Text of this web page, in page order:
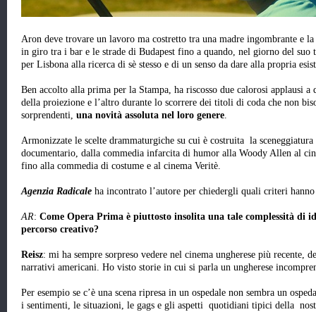
Aron deve trovare un lavoro ma costretto tra una madre ingombrante e
in giro tra i bar e le strade di Budapest fino a quando, nel giorno del suo
per Lisbona alla ricerca di sè stesso e di un senso da dare alla propria
Ben accolto alla prima per la Stampa, ha riscosso due calorosi applausi
della proiezione e l’altro durante lo scorrere dei titoli di coda che non
sorprendenti, una novità assoluta nel loro genere.
Armonizzate le scelte drammaturgiche su cui è costruita la
documentario, dalla commedia infarcita di humor alla Woody Allen al
fino alla commedia di costume e al cinema Veritè.
Agenzia Radicale ha incontrato l’autore per chiedergli quali criteri
AR: Come Opera Prima è piuttosto insolita una tale complessità di
percorso creativo?
Reisz: mi ha sempre sorpreso vedere nel cinema ungherese più
narrativi americani. Ho visto storie in cui si parla un ungherese
Per esempio se c’è una scena ripresa in un ospedale non sembra un
i sentimenti, le situazioni, le gags e gli aspetti quotidiani tipici della